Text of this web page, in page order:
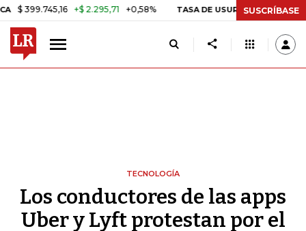
+$ 2.295,71 +0,58% TASA DE USURA CRÉDITO CONSUMO
SUSCRÍBASE
TECNOLOGÍA
Los conductores de las apps
Uber y Lyft protestan por el